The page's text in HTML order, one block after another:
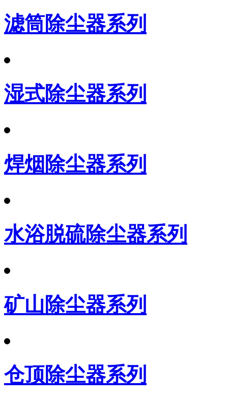
滤筒除尘器系列
湿式除尘器系列
焊烟除尘器系列
水浴脱硫除尘器系列
矿山除尘器系列
仓顶除尘器系列